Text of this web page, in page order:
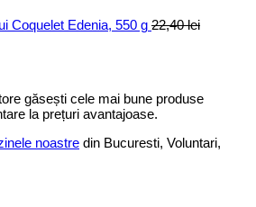
Coquelet Edenia, 550 g 22,40lei
găsești cele mai bune produse
la prețuri avantajoase.
noastre din Bucuresti, Voluntari,